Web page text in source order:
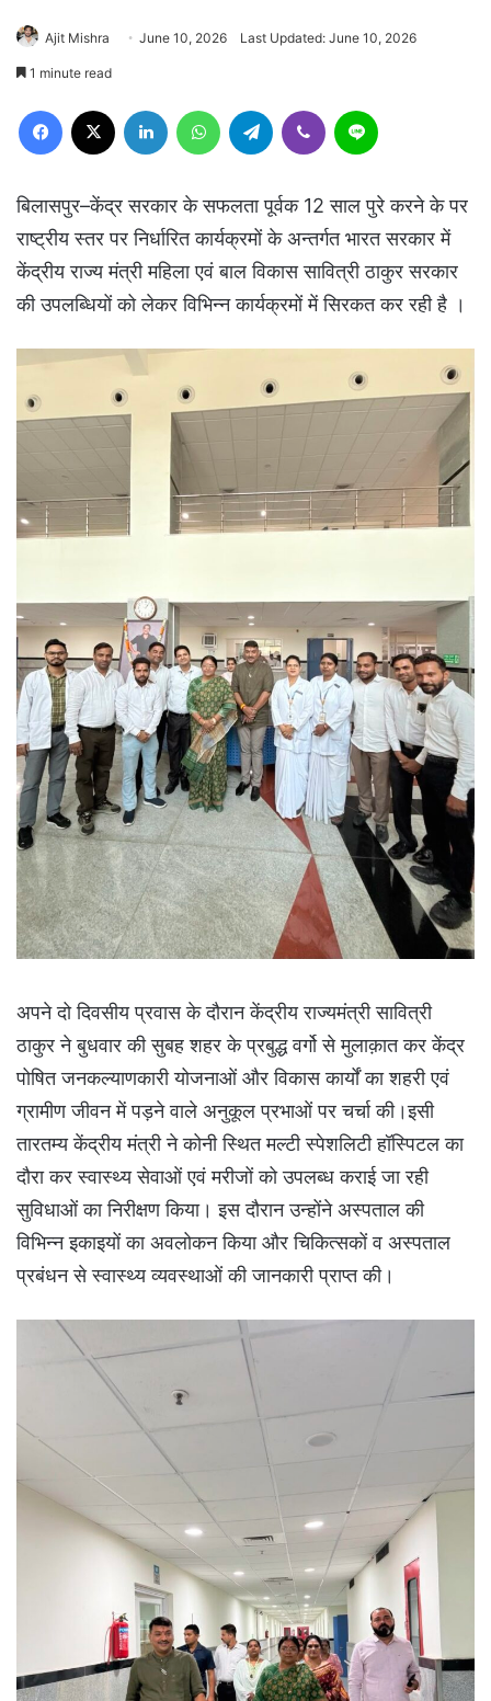
Ajit Mishra June 10, 2026 Last Updated: June 10, 2026
1 minute read
Facebook LinkedIn WhatsAppTelegram Viber
बिलासपुर–केंद्र सरकार के सफलता पूर्वक 12 साल पुरे करने के पर
राष्ट्रीय स्तर पर निर्धारित कार्यक्रमों के अन्तर्गत भारत सरकार में
केंद्रीय राज्य मंत्री महिला एवं बाल विकास सावित्री ठाकुर सरकार
की उपलब्धियों को लेकर विभिन्न कार्यक्रमों में सिरकत कर रही है ।
अपने दो दिवसीय प्रवास के दौरान केंद्रीय राज्यमंत्री सावित्री
ठाकुर ने बुधवार की सुबह शहर के प्रबुद्ध वर्गो से मुलाक़ात कर केंद्र
पोषित जनकल्याणकारी योजनाओं और विकास कार्यों का शहरी एवं
ग्रामीण जीवन में पड़ने वाले अनुकूल प्रभाओं पर चर्चा की।इसी
तारतम्य केंद्रीय मंत्री ने कोनी स्थित मल्टी स्पेशलिटी हॉस्पिटल का
दौरा कर स्वास्थ्य सेवाओं एवं मरीजों को उपलब्ध कराई जा रही
सुविधाओं का निरीक्षण किया। इस दौरान उन्होंने अस्पताल की
विभिन्न इकाइयों का अवलोकन किया और चिकित्सकों व अस्पताल
प्रबंधन से स्वास्थ्य व्यवस्थाओं की जानकारी प्राप्त की।